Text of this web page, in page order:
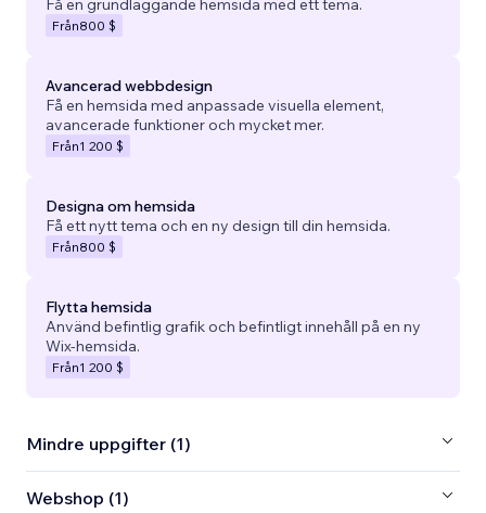
Få en grundläggande hemsida med ett tema.
Från800 $
Avancerad webbdesign
Få en hemsida med anpassade visuella element,
avancerade funktioner och mycket mer.
Från1 200 $
Designa om hemsida
Få ett nytt tema och en ny design till din hemsida.
Från800 $
Flytta hemsida
Använd befintlig grafik och befintligt innehåll på en ny
Wix-hemsida.
Från1 200 $
Mindre uppgifter (1)
Webshop (1)